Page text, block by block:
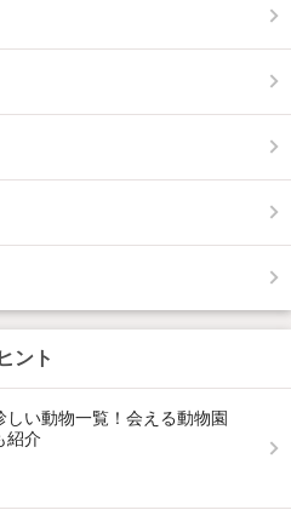
ント
しい動物一覧！会える動物園
紹介